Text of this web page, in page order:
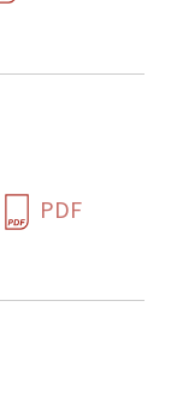
PDF